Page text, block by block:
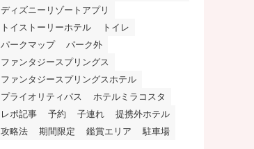
ディズニーリゾートアプリ
トイストーリーホテル
トイレ
パークマップ
パーク外
ファンタジースプリングス
ファンタジースプリングスホテル
プライオリティパス
ホテルミラコスタ
レポ記事
予約 子連れ
提携外ホテル
攻略法
期間限定 鑑賞エリア 駐車場